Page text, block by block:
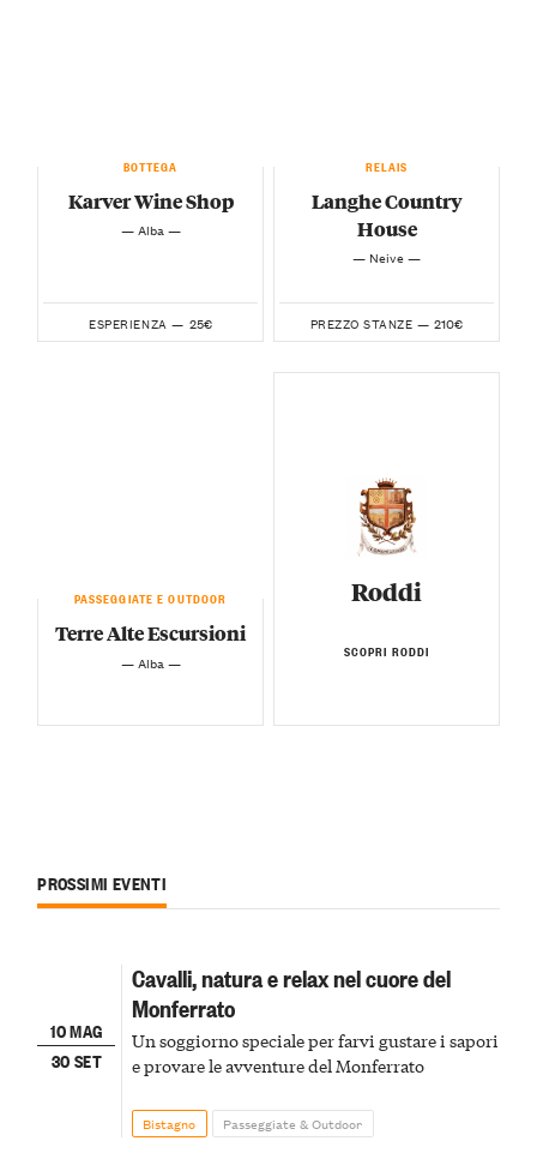
BOTTEGA
Karver Wine Shop
— Alba —
ESPERIENZA — 25€
RELAIS
Langhe Country
House
— Neive —
PREZZO STANZE — 210€
PASSEGGIATE E OUTDOOR
Terre Alte Escursioni
— Alba —
Roddi
SCOPRI RODDI
PROSSIMI EVENTI
10 MAG
30 SET
Cavalli, natura e relax nel cuore del
Monferrato
Un soggiorno speciale per farvi gustare i sapori
e provare le avventure del Monferrato
Bistagno Passeggiate & Outdoor